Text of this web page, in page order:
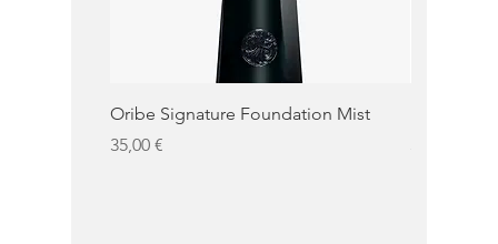
Oribe Signature Foundation Mist
Prezzo
35,00 €